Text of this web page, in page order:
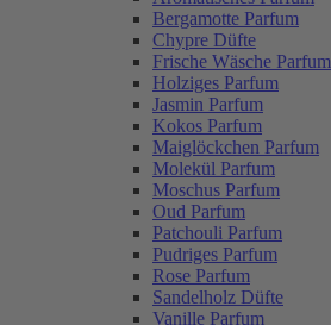
Bergamotte Parfum
Chypre Düfte
Frische Wäsche Parfum
Holziges Parfum
Jasmin Parfum
Kokos Parfum
Maiglöckchen Parfum
Molekül Parfum
Moschus Parfum
Oud Parfum
Patchouli Parfum
Pudriges Parfum
Rose Parfum
Sandelholz Düfte
Vanille Parfum